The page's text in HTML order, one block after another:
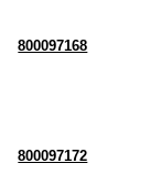
800097168
800097172